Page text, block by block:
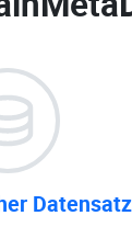
Datensatz